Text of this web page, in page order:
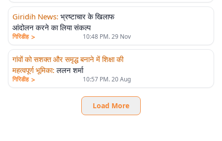
Giridih News: भ्रष्टाचार के खिलाफ
आंदोलन करने का लिया संकल्प
गिरिडीह > 10:48 PM. 29 Nov
गांवों को सशक्त और समृद्ध बनाने में शिक्षा की
महत्वपूर्ण भूमिका: ललन शर्मा
गिरिडीह > 10:57 PM. 20 Aug
Load More